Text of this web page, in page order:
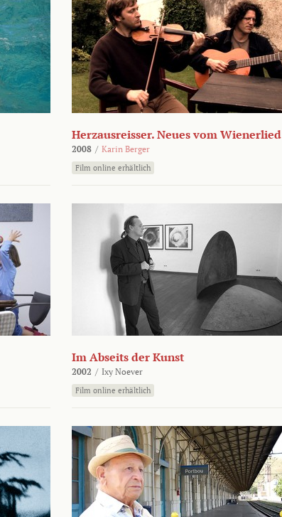
Herzausreisser. Neues vom Wienerlied
2008 / Karin Berger
Film online erhältlich
Im Abseits der Kunst
2002 / Ixy Noever
Film online erhältlich